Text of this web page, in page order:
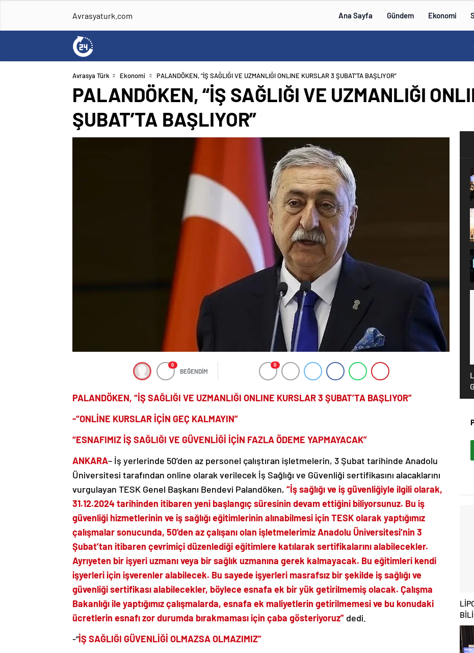
Avrasyaturk.com Ana Sayfa Gündem Ekonomi
Avrasya Türk Ekonomi PALANDÖKEN, “İŞ SAĞLIĞI VE UZMANLIĞI ONLINE KURSLAR 3 ŞUBAT’TA BAŞLIYOR”
PALANDÖKEN, “İŞ SAĞLIĞI VE UZMANLIĞI
ŞUBAT’TA BAŞLIYOR”
0
BEĞENDİM
0
PALANDÖKEN, “İŞ SAĞLIĞI VE UZMANLIĞI ONLINE KURSLAR 3 ŞUBAT’TA BAŞLIYOR”
-“ONLİNE KURSLAR İÇİN GEÇ KALMAYIN”
“ESNAFIMIZ İŞ SAĞLIĞI VE GÜVENLİĞİ İÇİN FAZLA ÖDEME YAPMAYACAK”
ANKARA– İş yerlerinde 50’den az personel çalıştıran işletmelerin, 3 Şubat tarihinde Anadolu
Üniversitesi tarafından online olarak verilecek İş Sağlığı ve Güvenliği sertifikasını alacaklarını
vurgulayan TESK Genel Başkanı Bendevi Palandöken, “İş sağlığı ve iş güvenliğiyle ilgili olarak,
31.12.2024 tarihinden itibaren yeni başlangıç süresinin devam ettiğini biliyorsunuz. Bu iş
güvenliği hizmetlerinin ve iş sağlığı eğitimlerinin alınabilmesi için TESK olarak yaptığımız
çalışmalar sonucunda, 50’den az çalışanı olan işletmelerimiz Anadolu Üniversitesi’nin 3
Şubat’tan itibaren çevrimiçi düzenlediği eğitimlere katılarak sertifikalarını alabilecekler.
Ayrıyeten bir işyeri uzmanı veya bir sağlık uzmanına gerek kalmayacak. Bu eğitimleri kendi
işyerleri için işverenler alabilecek. Bu sayede işyerleri masrafsız bir şekilde iş sağlığı ve
güvenliği sertifikası alabilecekler, böylece esnafa ek bir yük getirilmemiş olacak. Çalışma
Bakanlığı ile yaptığımız çalışmalarda, esnafa ek maliyetlerin getirilmemesi ve bu konudaki
ücretlerin esnafı zor durumda bırakmaması için çaba gösteriyoruz” dedi.
-“İŞ SAĞLIĞI GÜVENLİĞİ OLMAZSA OLMAZIMIZ”